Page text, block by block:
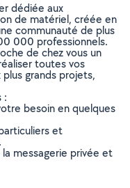
dédiée aux
de matériel, créée en
communauté de plus
000 professionnels.
de chez vous un
toutes vos
grands projets,
:
besoin en quelques
et
messagerie privée et